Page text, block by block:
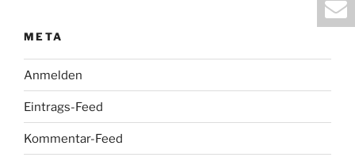
META
Anmelden
Eintrags-Feed
Kommentar-Feed